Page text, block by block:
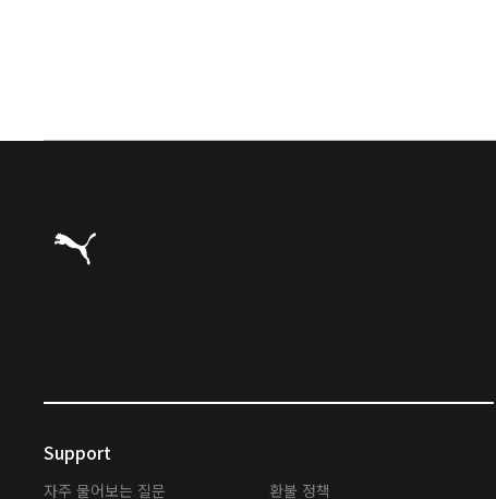
푸마 홈
Support
자주 물어보는 질문 환불 정책